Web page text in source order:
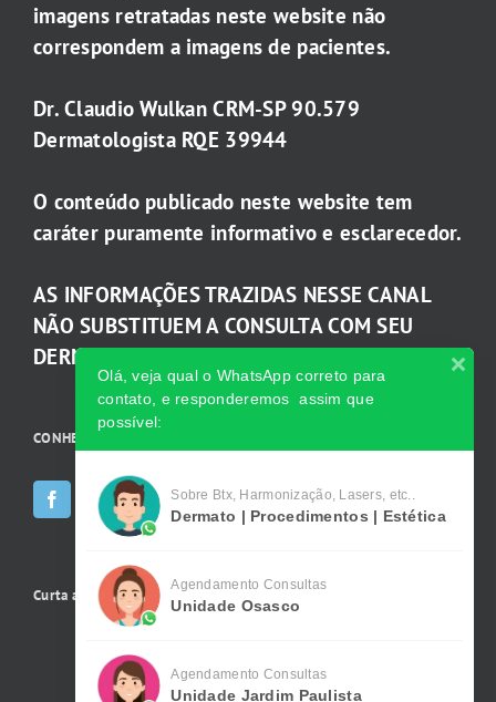
imagens retratadas neste website não
correspondem a imagens de pacientes.
Dr. Claudio Wulkan CRM-SP 90.579
Dermatologista RQE 39944
O conteúdo publicado neste website tem
caráter puramente informativo e esclarecedor.
AS INFORMAÇÕES TRAZIDAS NESSE CANAL
NÃO SUBSTITUEM A CONSULTA COM SEU
DERMATOLOGISTA.
CONHEÇA AS INCRÍVEIS Redes Sociais da Clínica
Curta a gente no Facebook
Olá, veja qual o WhatsApp correto para
contato, e responderemos assim que
possível:
Sobre Btx, Harmonização, Lasers, etc..
Dermato | Procedimentos | Estética
Agendamento Consultas
Unidade Osasco
Agendamento Consultas
Unidade Jardim Paulista